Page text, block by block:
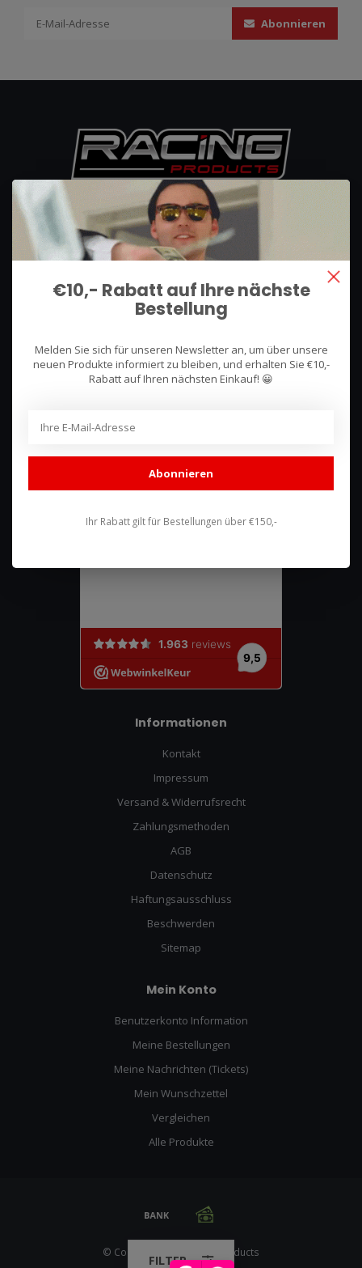
Abonnieren
We use what we sell, that's the difference!
Hullerpad 13Q
Lunteren, Nederland
085 744 4602
shop@racing-products.com
Bewertungen
Informationen
Kontakt
Impressum
Versand & Widerrufsrecht
Zahlungsmethoden
AGB
Datenschutz
Haftungsausschluss
Beschwerden
Sitemap
Mein Konto
Benutzerkonto Information
Meine Bestellungen
Meine Nachrichten (Tickets)
Mein Wunschzettel
Vergleichen
Alle Produkte
© Copyright 2026 Racing Products
FILTER
€10,- Rabatt auf Ihre nächste
Bestellung
Melden Sie sich für unseren Newsletter an, um über unsere
neuen Produkte informiert zu bleiben, und erhalten Sie €10,-
Rabatt auf Ihren nächsten Einkauf! 😀
Abonnieren
Ihr Rabatt gilt für Bestellungen über €150,-